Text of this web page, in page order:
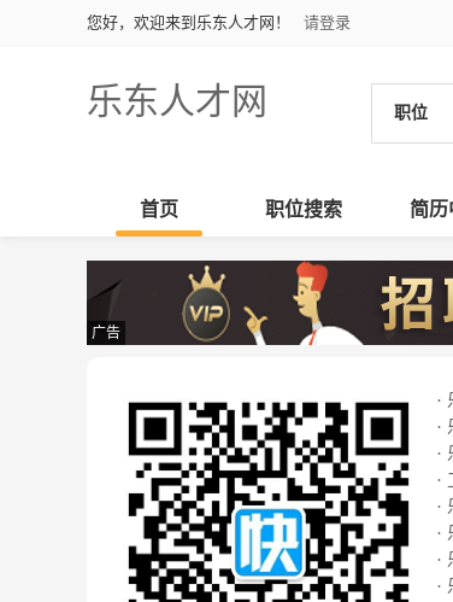
您好，欢迎来到乐东人才网！ 请登录
乐东人才网 职位
首页 职位搜索 简历
广告
·
·
·
·
·
·
·
·